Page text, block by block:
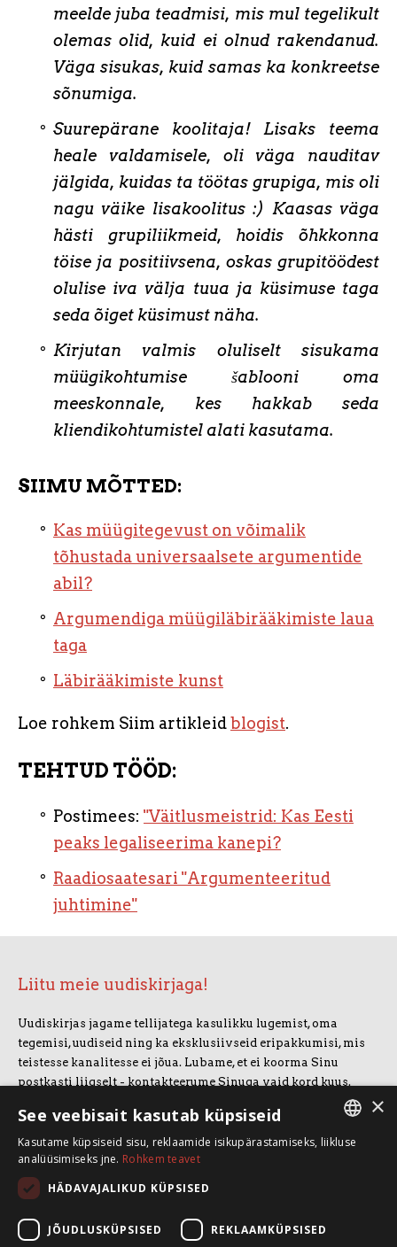
meelde juba teadmisi, mis mul tegelikult
olemas olid, kuid ei olnud rakendanud.
Väga sisukas, kuid samas ka konkreetse
sõnumiga.
Suurepärane koolitaja! Lisaks teema
heale valdamisele, oli väga nauditav
jälgida, kuidas ta töötas grupiga, mis oli
nagu väike lisakoolitus :) Kaasas väga
hästi grupiliikmeid, hoidis õhkkonna
töise ja positiivsena, oskas grupitöödest
olulise iva välja tuua ja küsimuse taga
seda õiget küsimust näha.
Kirjutan valmis oluliselt sisukama
müügikohtumise šablooni oma
meeskonnale, kes hakkab seda
kliendikohtumistel alati kasutama.
SIIMU MÕTTED:
Kas müügitegevust on võimalik
tõhustada universaalsete argumentide
abil?
Argumendiga müügiläbirääkimiste laua
taga
Läbirääkimiste kunst
Loe rohkem Siim artikleidblogist.
TEHTUD TÖÖD:
Postimees: "Väitlusmeistrid: Kas Eesti
peaks legaliseerima kanepi?
Raadiosaatesari "Argumenteeritud
juhtimine"
Liitu meie uudiskirjaga!
Uudiskirjas jagame tellijatega kasulikku lugemist, oma
tegemisi, uudiseid ning ka eksklusiivseid eripakkumisi, mis
teistesse kanalitesse ei jõua. Lubame, et ei koorma Sinu
postkasti liigselt - kontakteerume Sinuga vaid kord kuus.
LIITUN UUDISKIRJAGA
Koolitusruum ja kontor: Telliskivi 60/A3, 10412 Tallinn
×
See veebisait kasutab küpsiseid
Kasutame küpsiseid sisu, reklaamide isikupärastamiseks, liikluse
analüüsimiseks jne. Rohkem teavet
HÄDAVAJALIKUD KÜPSISED
JÕUDLUSKÜPSISED REKLAAMKÜPSISED